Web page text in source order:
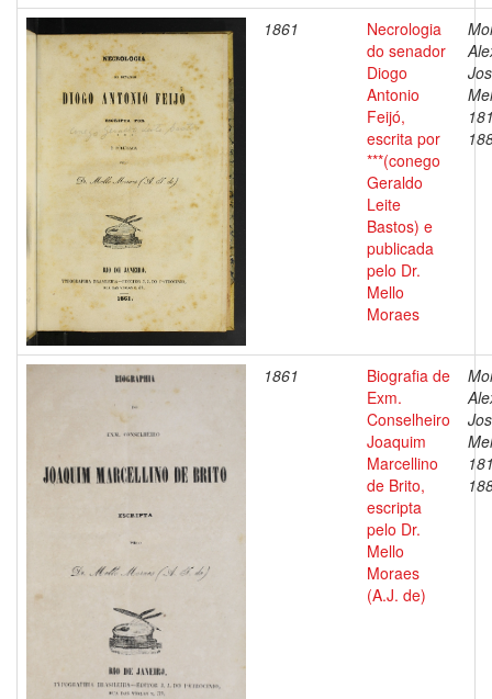
1861
Necrologia
do senador
Diogo
Antonio
Feijó,
escrita por
***(conego
Geraldo
Leite
Bastos) e
publicada
pelo Dr.
Mello
Moraes
1861
Biografia de
Exm.
Conselheiro
Joaquim
Marcellino
de Brito,
escripta
pelo Dr.
Mello
Moraes
(A.J. de)